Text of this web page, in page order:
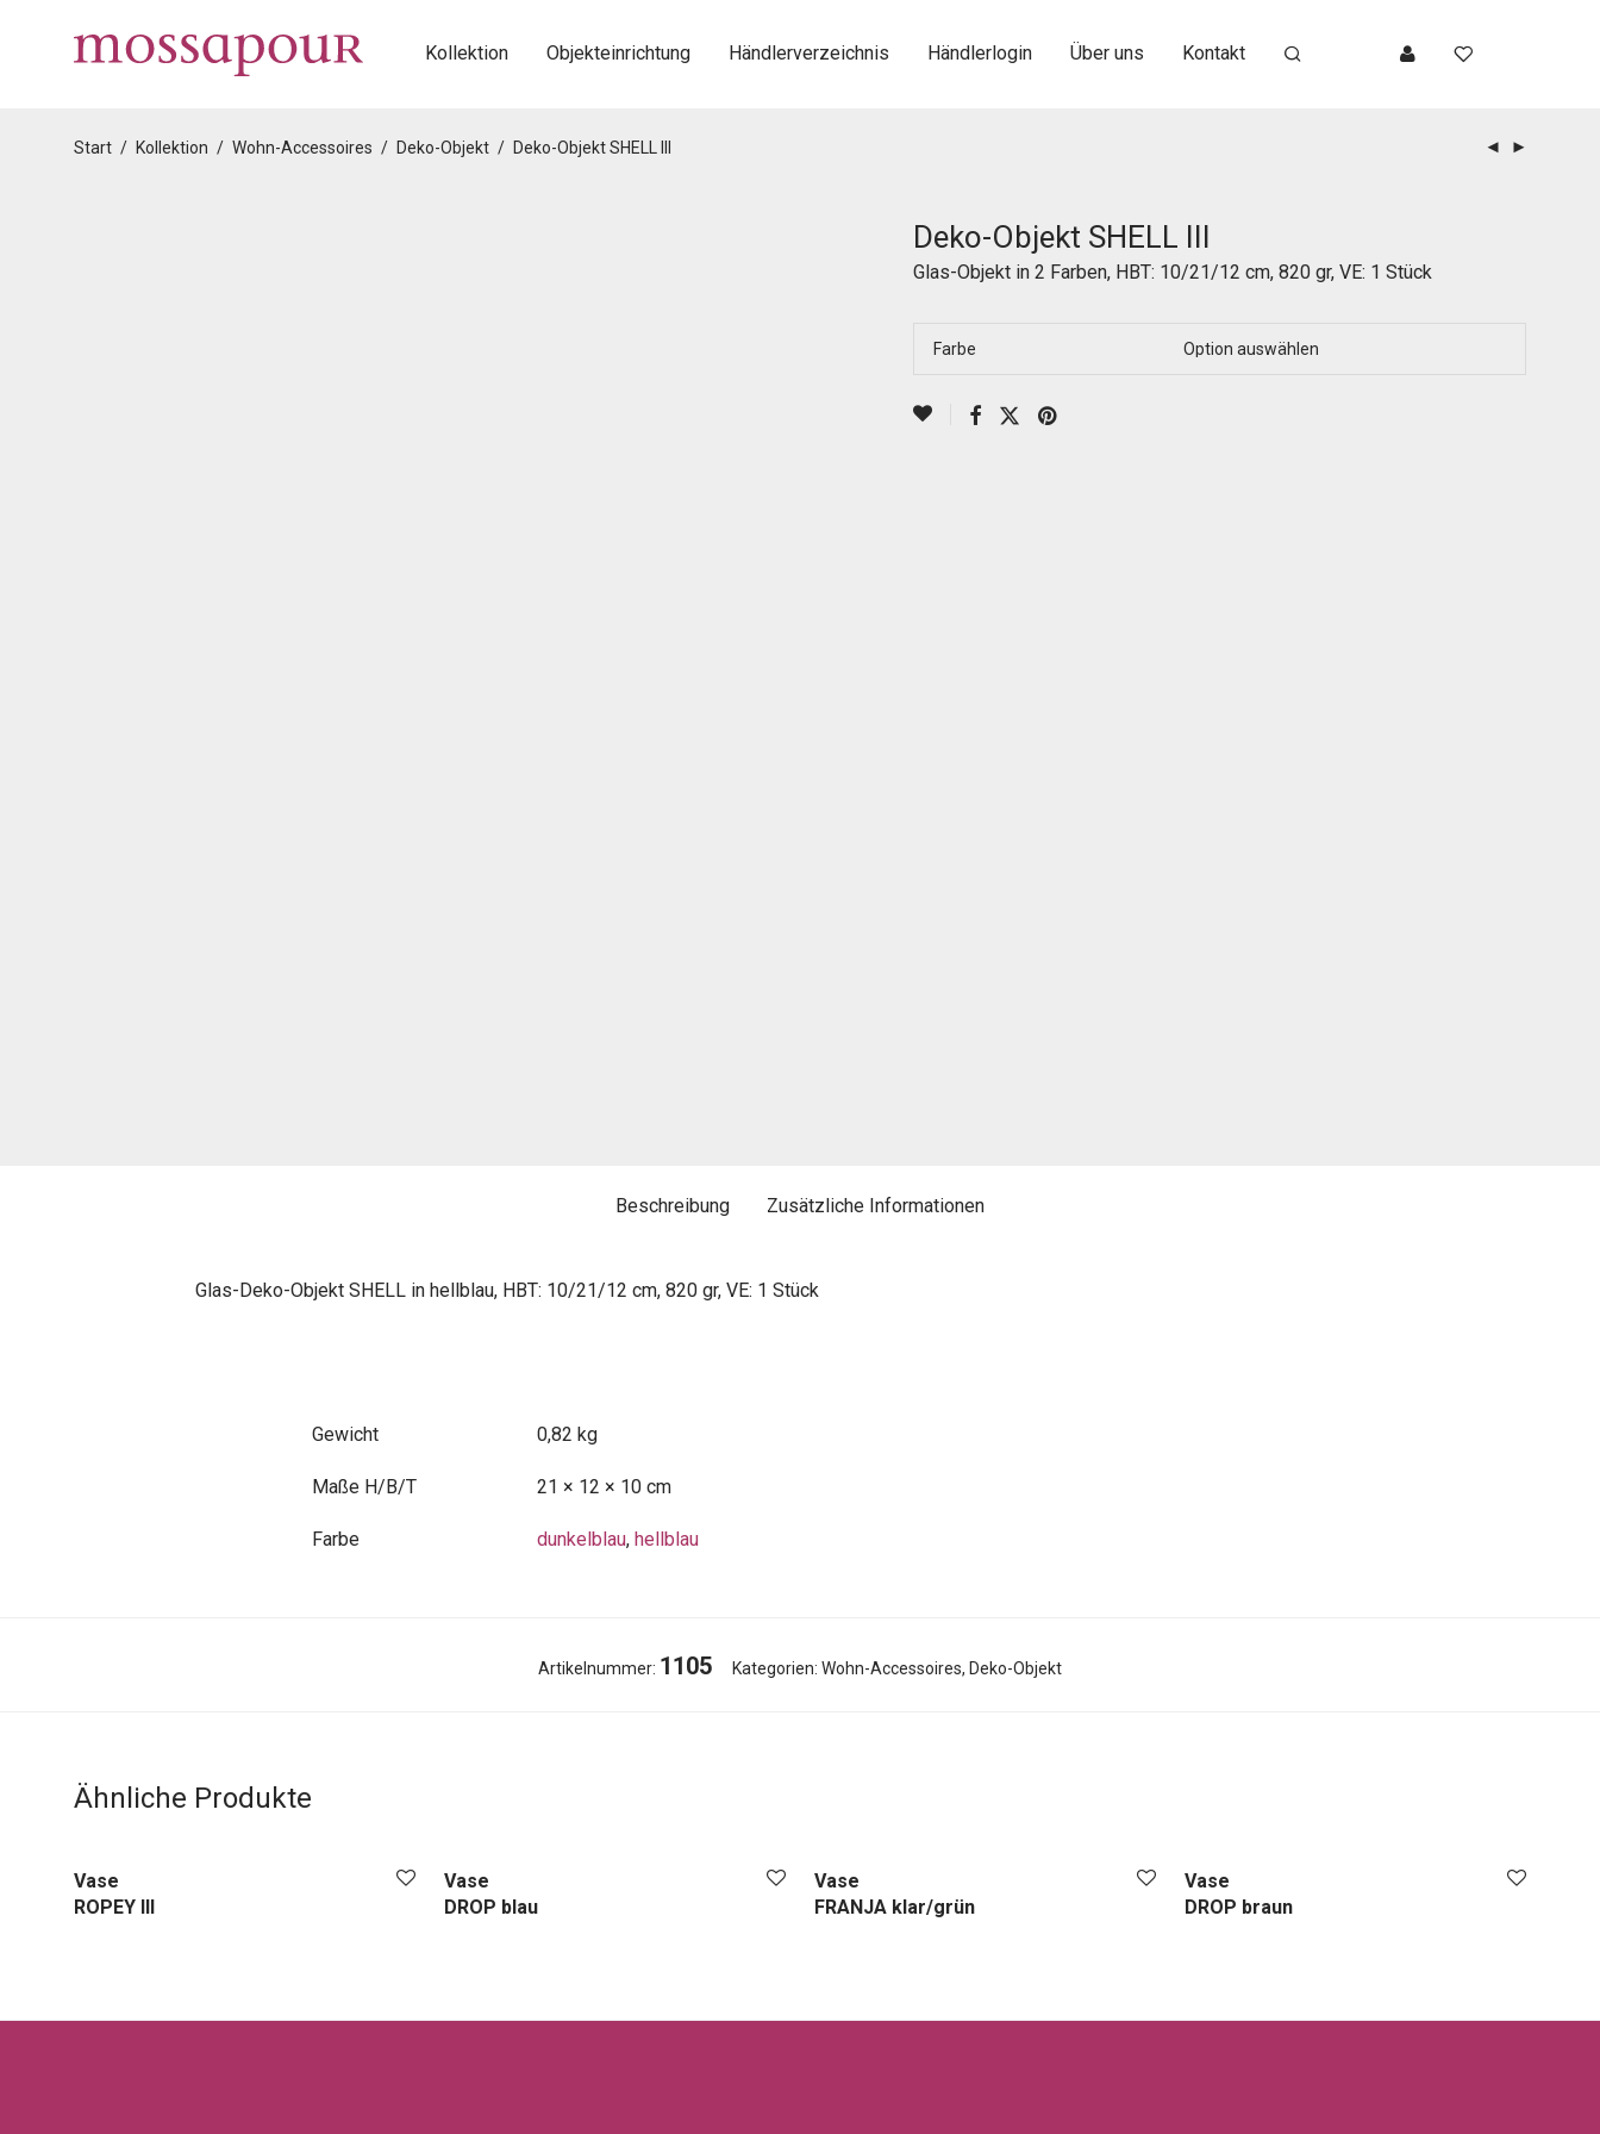
Kollektion Objekteinrichtung Händlerverzeichnis Händlerlogin Über uns Kontakt
Start / Kollektion / Wohn-Accessoires / Deko-Objekt / Deko-Objekt SHELL III
Deko-Objekt SHELL III
Glas-Objekt in 2 Farben, HBT: 10/21/12 cm, 820 gr, VE: 1 Stück
Farbe
Beschreibung Zusätzliche Informationen
Glas-Deko-Objekt SHELL in hellblau, HBT: 10/21/12 cm, 820 gr, VE: 1 Stück
Gewicht 0,82 kg
Maße 21 × 12 × 10 cm
Farbe dunkelblau, hellblau
Artikelnummer: 1105 Kategorien: Wohn-Accessoires, Deko-Objekt
Ähnliche Produkte
Vase
ROPEY III
Vase
DROP blau
Vase
FRANJA klar/grün
Vase
DROP braun